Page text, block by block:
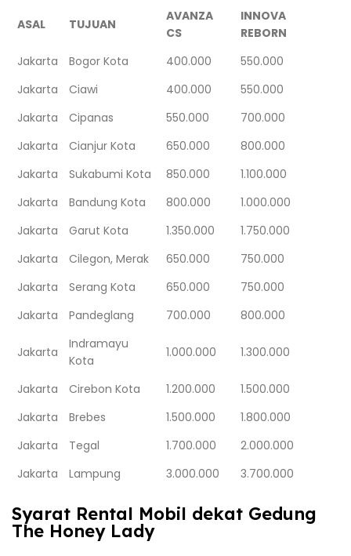
ASAL TUJUAN
AVANZA
CS
INNOVA
REBORN
Jakarta
Bogor Kota 400.000
550.000
Jakarta
Ciawi 400.000
550.000
Jakarta
Cipanas 550.000
700.000
Jakarta
Cianjur Kota 650.000
800.000
Jakarta
Sukabumi Kota 850.000
1.100.000
Jakarta
Bandung Kota 800.000
1.000.000
Jakarta
Garut Kota 1.350.000
1.750.000
Jakarta
Cilegon, Merak 650.000
750.000
Jakarta
Serang Kota 650.000
750.000
Jakarta
Pandeglang 700.000 800.000
Jakarta
Indramayu
Kota
1.000.000 1.300.000
Jakarta Cirebon Kota 1.200.000
1.500.000
Jakarta
Brebes 1.500.000
1.800.000
Jakarta
Tegal 1.700.000
2.000.000
Jakarta
Lampung 3.000.000 3.700.000
Syarat Rental Mobil dekat Gedung
The Honey Lady